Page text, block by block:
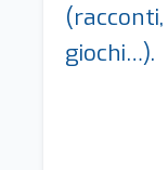
giochi…).